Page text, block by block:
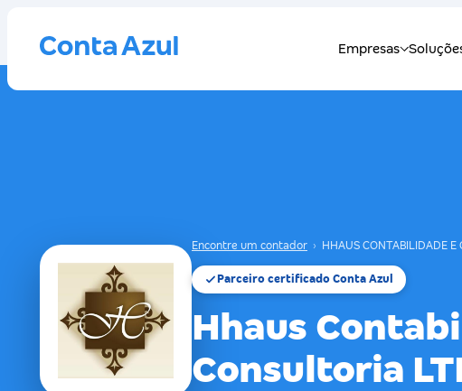
Encontre um contador › HHAUS CONTABILIDADE E
Parceiro certificado Conta Azul
Hhaus
Consultoria